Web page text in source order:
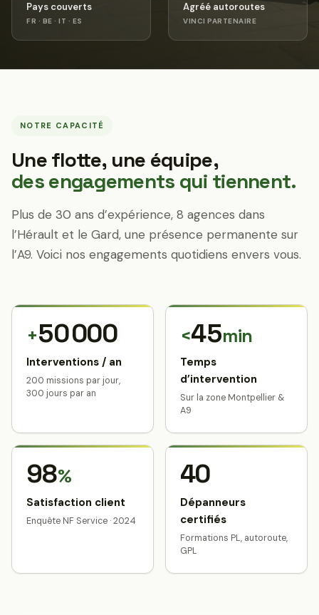
Pays couverts
FR · BE · IT · ES
Agréé autoroutes
VINCI PARTENAIRE
NOTRE CAPACITÉ
Une flotte, une équipe,
des engagements qui tiennent.
Plus de 30 ans d’expérience, 8 agences dans
l’Hérault et le Gard, une présence permanente sur
l’A9. Voici nos engagements quotidiens envers vous.
+50 000
Interventions / an
200 missions par jour,
300 jours par an
<45min
Temps
d’intervention
Sur la zone Montpellier &
A9
98%
Satisfaction client
Enquête NF Service · 2024
40
Dépanneurs
certifiés
Formations PL, autoroute,
GPL